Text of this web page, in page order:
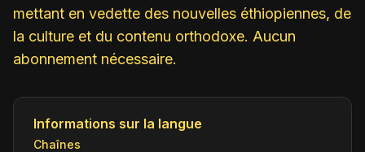
mettant en vedette des nouvelles éthiopiennes, de
la culture et du contenu orthodoxe. Aucun
abonnement nécessaire.
Informations sur la langue
Chaînes